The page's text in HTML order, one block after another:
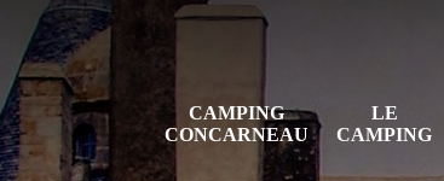
CAMPING
CONCARNEAU
LE
CAMPING